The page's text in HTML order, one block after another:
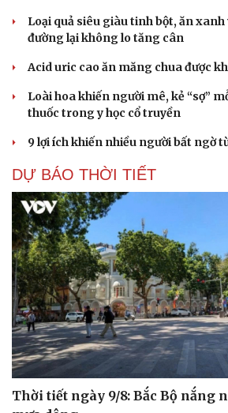
Loại quả siêu giàu tinh bột, ăn xanh
đường lại không lo tăng cân
Acid uric cao ăn măng chua được
Loài hoa khiến người mê, kẻ “sợ”
thuốc trong y học cổ truyền
9 lợi ích khiến nhiều người bất ngờ
DỰ BÁO THỜI TIẾT
Thời tiết ngày 9/8: Bắc Bộ nắng